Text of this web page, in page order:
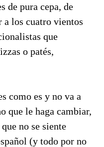
de pura cepa, de
a los cuatro vientos
que
o patés,
como es y no va a
que le haga cambiar,
no se siente
(y todo por no